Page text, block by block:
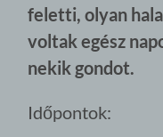
feletti, olyan
voltak egész
nekik gondot.
Időpontok: